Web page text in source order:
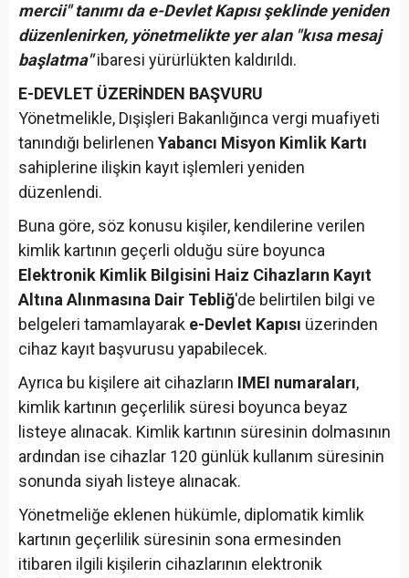
mercii" tanımı da e-Devlet Kapısı şeklinde yeniden
düzenlenirken, yönetmelikte yer alan "kısa mesaj
başlatma"ibaresi yürürlükten kaldırıldı.
E-DEVLET ÜZERİNDEN BAŞVURU
Yönetmelikle, Dışişleri Bakanlığınca vergi muafiyeti
tanındığı belirlenen Yabancı Misyon Kimlik Kartı
sahiplerine ilişkin kayıt işlemleri yeniden
düzenlendi.
Buna göre, söz konusu kişiler, kendilerine verilen
kimlik kartının geçerli olduğu süre boyunca
Elektronik Kimlik Bilgisini Haiz Cihazların Kayıt
Altına Alınmasına Dair Tebliğ'de belirtilen bilgi ve
belgeleri tamamlayarak e-Devlet Kapısı üzerinden
cihaz kayıt başvurusu yapabilecek.
Ayrıca bu kişilere ait cihazların IMEI numaraları,
kimlik kartının geçerlilik süresi boyunca beyaz
listeye alınacak. Kimlik kartının süresinin dolmasının
ardından ise cihazlar 120 günlük kullanım süresinin
sonunda siyah listeye alınacak.
Yönetmeliğe eklenen hükümle, diplomatik kimlik
kartının geçerlilik süresinin sona ermesinden
itibaren ilgili kişilerin cihazlarının elektronik